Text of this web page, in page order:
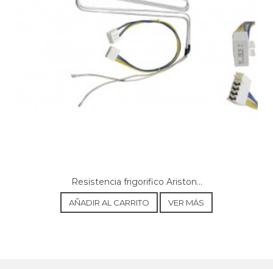
Resistencia frigorifico Ariston...
AÑADIR AL CARRITO VER MÁS